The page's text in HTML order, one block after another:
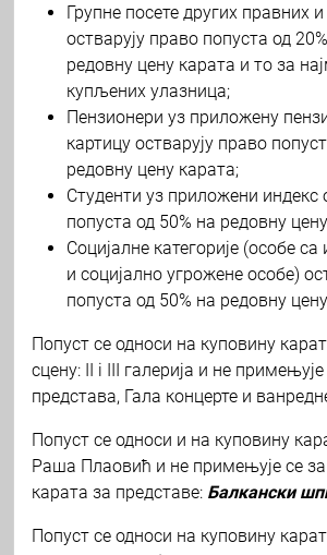
Групне посете других правних
остварују право попуста од
редовну цену карата и то за
купљених улазница;
Пензионери уз приложену
картицу остварују право
редовну цену карата;
Студенти уз приложени индекс
попуста од 50% на редовну
Социјалне категорије (особе
и социјално угрожене особе)
попуста од 50% на редовну
Попуст се односи на куповину
сцену: II i III галерија и не
представа, Гала концерте и
Попуст се односи и на куповину
Раша Плаовић и не примењује се
карата за представе: Балкански
Попуст се односи на куповину